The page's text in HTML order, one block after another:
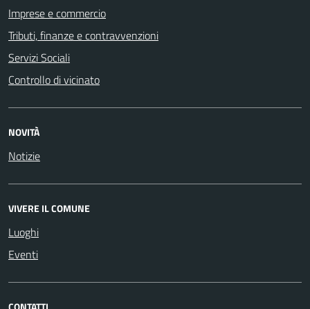
Imprese e commercio
Tributi, finanze e contravvenzioni
Servizi Sociali
Controllo di vicinato
NOVITÀ
Notizie
VIVERE IL COMUNE
Luoghi
Eventi